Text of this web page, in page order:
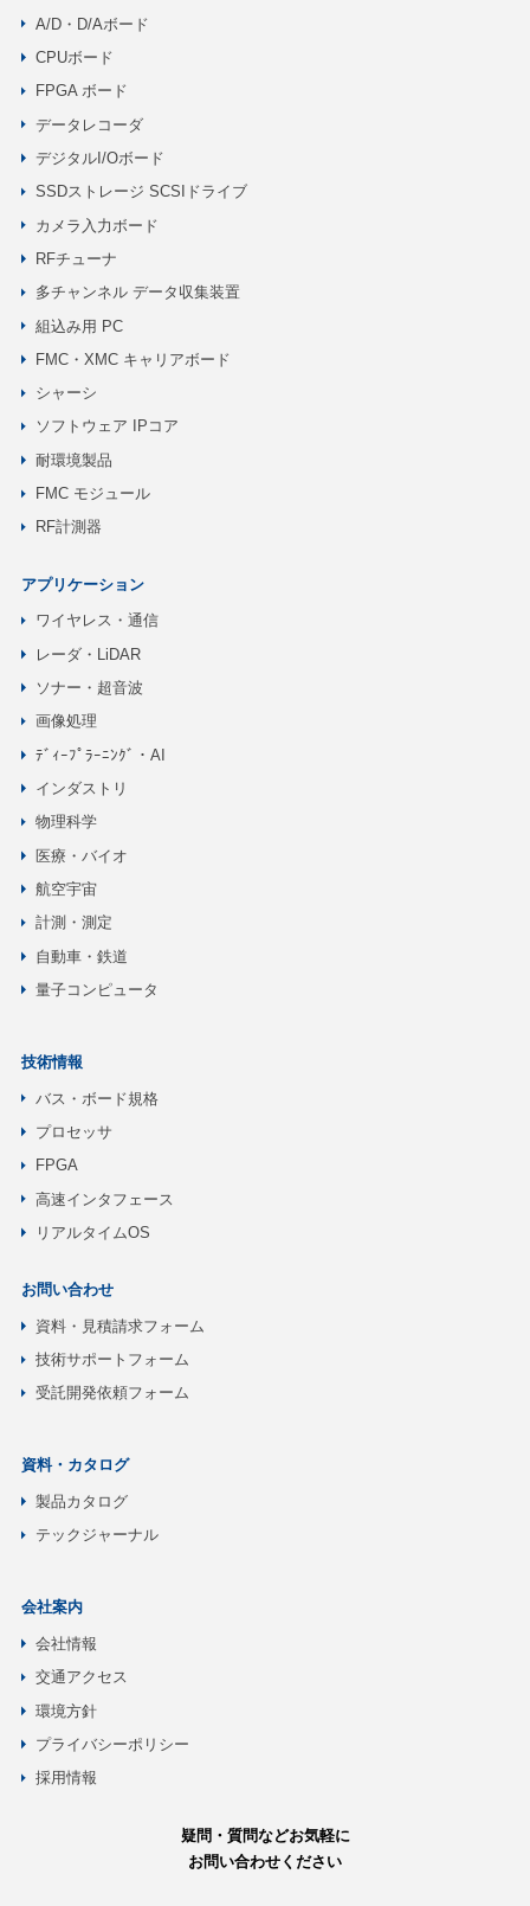
A/D・D/Aボード
CPUボード
FPGA ボード
データレコーダ
デジタルI/Oボード
SSDストレージ SCSIドライブ
カメラ入力ボード
RFチューナ
多チャンネル データ収集装置
組込み用 PC
FMC・XMC キャリアボード
シャーシ
ソフトウェア IPコア
耐環境製品
FMC モジュール
RF計測器
アプリケーション
ワイヤレス・通信
レーダ・LiDAR
ソナー・超音波
画像処理
ﾃﾞｨｰﾌﾟﾗｰﾆﾝｸﾞ・AI
インダストリ
物理科学
医療・バイオ
航空宇宙
計測・測定
自動車・鉄道
量子コンピュータ
技術情報
バス・ボード規格
プロセッサ
FPGA
高速インタフェース
リアルタイムOS
お問い合わせ
資料・見積請求フォーム
技術サポートフォーム
受託開発依頼フォーム
資料・カタログ
製品カタログ
テックジャーナル
会社案内
会社情報
交通アクセス
環境方針
プライバシーポリシー
採用情報
疑問・質問などお気軽に
お問い合わせください